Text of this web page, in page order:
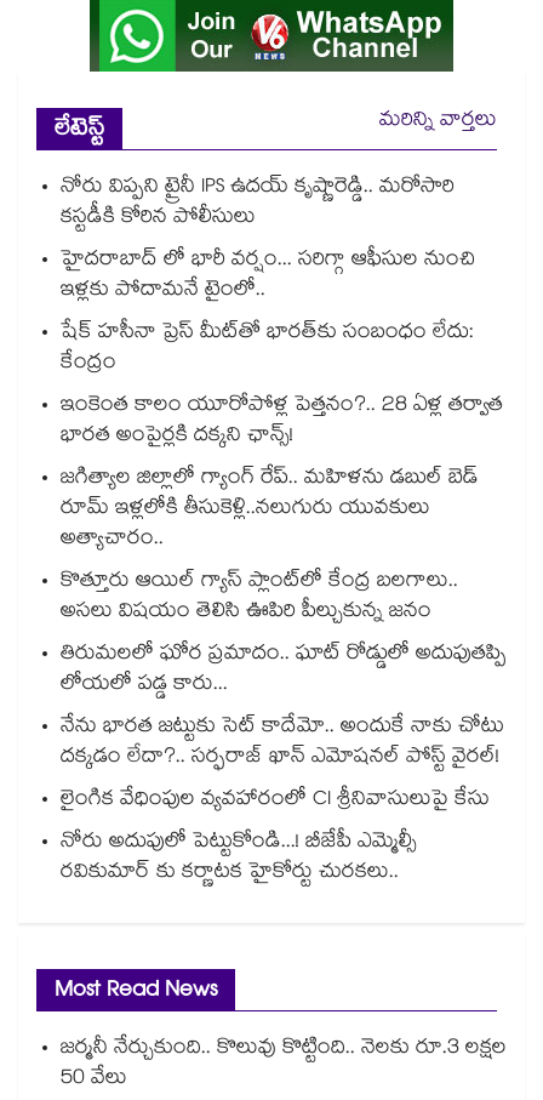
లేటెస్ట్
మరిన్ని వార్తలు
నోరు విప్పని ట్రైనీ IPS ఉదయ్ కృష్ణారెడ్డి.. మరోసారి
కస్టడీకి కోరిన పోలీసులు
హైదరాబాద్ లో భారీ వర్షం... సరిగ్గా ఆఫీసుల నుంచి
ఇళ్లకు పోదామనే టైంలో..
షేక్ హసీనా ప్రెస్ మీట్‎తో భారత్‎కు సంబంధం లేదు:
కేంద్రం
ఇంకెంత కాలం యూరోపోళ్ల పెత్తనం?.. 28 ఏళ్ల తర్వాత
భారత అంపైర్లకి దక్కని ఛాన్స్!
జగిత్యాల జిల్లాలో గ్యాంగ్ రేప్.. మహిళను డబుల్ బెడ్
రూమ్ ఇళ్లలోకి తీసుకెళ్లి..నలుగురు యువకులు
అత్యాచారం..
కొత్తూరు ఆయిల్ గ్యాస్⁪ ప్లాంట్⁫లో కేంద్ర బలగాలు..
అసలు విషయం తెలిసి ఊపిరి పీల్చుకున్న జనం
తిరుమలలో ఘోర ప్రమాదం.. ఘాట్ రోడ్డులో అదుపుతప్పి
లోయలో పడ్డ కారు...
నేను భారత జట్టుకు సెట్ కాదేమో.. అందుకే నాకు చోటు
దక్కడం లేదా?.. సర్ఫరాజ్ ఖాన్ ఎమోషనల్ పోస్ట్ వైరల్!
లైంగిక వేధింపుల వ్యవహారంలో CI శ్రీనివాసులుపై కేసు
నోరు అదుపులో పెట్టుకోండి...! బీజేపీ ఎమ్మెల్సీ
రవికుమార్ కు కర్ణాటక హైకోర్టు చురకలు..
Most Read News
జర్మనీ నేర్చుకుంది.. కొలువు కొట్టింది.. నెలకు రూ.3 లక్షల
50 వేలు